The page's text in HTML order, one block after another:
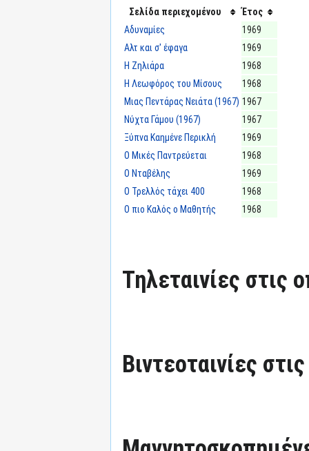
Σελίδα περιεχομένου
Έτος
Αδυναμίες
1969
Αλτ και σ' έφαγα
1969
Η Ζηλιάρα
1968
Η Λεωφόρος του Μίσους
1968
Μιας Πεντάρας Νειάτα (1967) 1967
Νύχτα Γάμου (1967)
1967
Ξύπνα Καημένε Περικλή
1969
Ο Μικές Παντρεύεται
1968
Ο Νταβέλης
1969
Ο Τρελλός τάχει 400
1968
Ο πιο Καλός ο Μαθητής
1968
Τηλεταινίες στις
Βιντεοταινίες